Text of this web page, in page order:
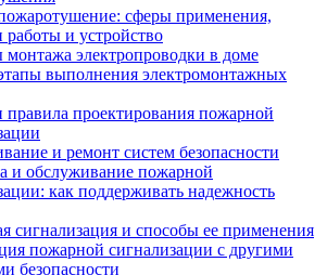
сферы применения,
и устройство
электропроводки в доме
выполнения электромонтажных
проектирования пожарной
и ремонт систем безопасности
и обслуживание пожарной
как поддерживать надежность
сигнализация и способы ее применения
пожарной сигнализации с другими
безопасности